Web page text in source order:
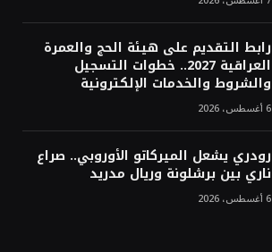
رابط التقديم على هيئة الحج والعمرة
العراقية 2027.. خطوات التسجيل
والشروط والخدمات الإلكترونية
6 أغسطس، 2026
رودري يشعل الميركاتو الأوروبي.. صراع
ناري بين برشلونة وريال مدريد
6 أغسطس، 2026